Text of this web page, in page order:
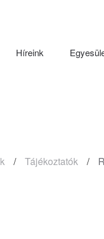
Híreink
Tájékoztatók